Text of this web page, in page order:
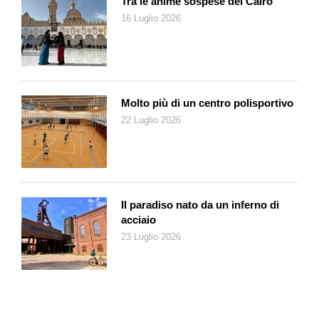
È vero che il nostro tempo presenta sfide considerevoli. I
cambiamenti climatici, le guerre, le tensioni internazionali,
l’avvento della Intelligenza artificiale suscitano interrogativi che
nessuno può ignorare. Guardare al futuro con una certa fiducia
opportunità.
La conoscenza del passato può aiutarci a collocare meglio il
presente. Appartengo a una generazione che ha conosciuto le
persecuzioni razziali, la guerra, la povertà del dopoguerra, la
lunga e difficile ricostruzione, gli anni segnati dalla violenza
politica. Nessuno di questi passaggi è stato semplice. Eppure
non ricordo che fossero accompagnati da un sentimento così
diffuso di impotenza e di sfiducia come quello che spesso
percepiamo oggi. Forse perché allora le difficoltà erano
evidenti, ma altrettanto evidente la necessità d’impegnarsi per
16 Luglio 2026
Molto più di un centro polisportivo
22 Luglio 2026
Il paradiso nato da un inferno di
acciaio
23 Luglio 2026